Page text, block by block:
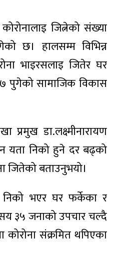
जित्नेको संख्या
छ। हालसम्म विभिन्न
भाइरसलाइ जितेर घर
पुगेको सामाजिक विकास
प्रमुख डा.लक्ष्मीनारायण
यता निको हुने दर बढ्को
जितेको बताउनुभयो।
निको भएर घर फर्केका र
३५ जनाको उपचार चल्दै
संक्रमित थपिएका